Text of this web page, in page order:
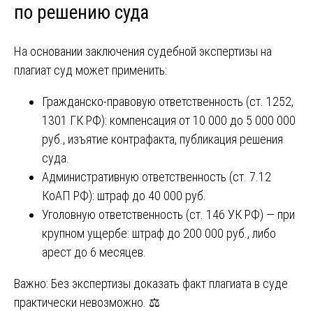
по решению суда
На основании заключения судебной экспертизы на
плагиат суд может применить:
Гражданско-правовую ответственность (ст. 1252,
1301 ГК РФ): компенсация от 10 000 до 5 000 000
руб., изъятие контрафакта, публикация решения
суда.
Административную ответственность (ст. 7.12
КоАП РФ): штраф до 40 000 руб.
Уголовную ответственность (ст. 146 УК РФ) — при
крупном ущербе: штраф до 200 000 руб., либо
арест до 6 месяцев.
Важно: Без экспертизы доказать факт плагиата в суде
практически невозможно. ⚖️